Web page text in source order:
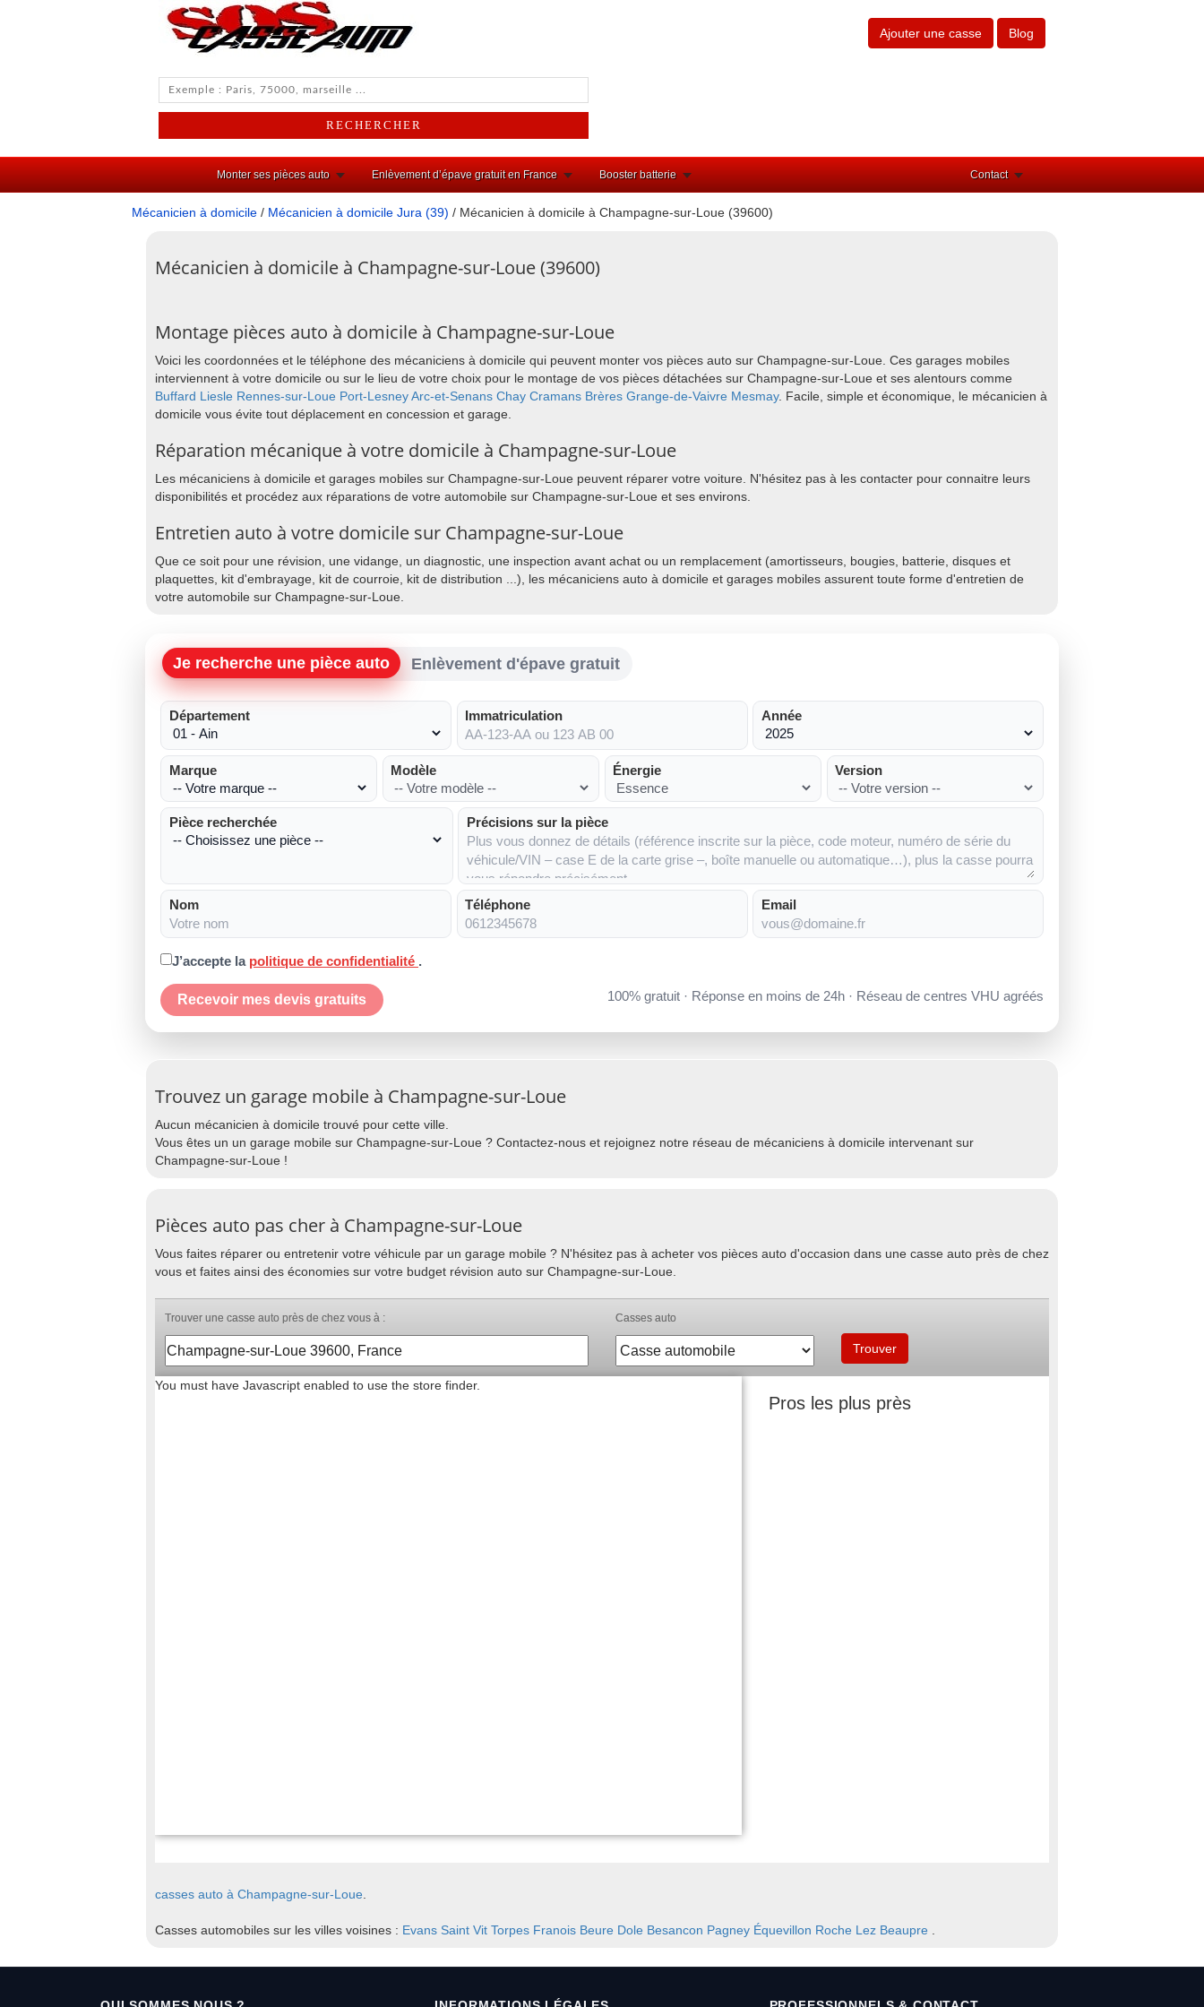
Ajouter une casse Blog
Monter ses pièces auto Enlèvement d’épave gratuit en France Booster batterie Contact
Mécanicien à domicile / Mécanicien à domicile Jura (39) / Mécanicien à domicile à Champagne-sur-Loue (39600)
Mécanicien à domicile à Champagne-sur-Loue (39600)
Montage pièces auto à domicile à Champagne-sur-Loue
Voici les coordonnées et le téléphone des mécaniciens à domicile qui peuvent monter vos pièces auto sur Champagne-sur-Loue. Ces garages mobiles
interviennent à votre domicile ou sur le lieu de votre choix pour le montage de vos pièces détachées sur Champagne-sur-Loue et ses alentours comme
Buffard Liesle Rennes-sur-Loue Port-LesneyArc-et-Senans Chay Cramans Brères Grange-de-Vaivre Mesmay. Facile, simple et économique, le mécanicien à
domicile vous évite tout déplacement en concession et garage.
Réparation mécanique à votre domicile à Champagne-sur-Loue
Les mécaniciens à domicile et garages mobiles sur Champagne-sur-Loue peuvent réparer votre voiture. N'hésitez pas à les contacter pour connaitre leurs
disponibilités et procédez aux réparations de votre automobile sur Champagne-sur-Loue et ses environs.
Entretien auto à votre domicile sur Champagne-sur-Loue
Que ce soit pour une révision, une vidange, un diagnostic, une inspection avant achat ou un remplacement (amortisseurs, bougies, batterie, disques et
plaquettes, kit d'embrayage, kit de courroie, kit de distribution ...), les mécaniciens auto à domicile et garages mobiles assurent toute forme d'entretien de
votre automobile sur Champagne-sur-Loue.
Je recherche une pièce auto Enlèvement d'épave gratuit
Département Immatriculation Année
Marque Modèle Énergie Version
Pièce recherchée Précisions sur la pièce
Nom Téléphone Email
J’accepte la politique de confidentialité .
Recevoir mes devis gratuits 100% gratuit · Réponse en moins de 24h · Réseau de centres VHU agréés
Trouvez un garage mobile à Champagne-sur-Loue
Aucun mécanicien à domicile trouvé pour cette ville.
Vous êtes un un garage mobile sur Champagne-sur-Loue ? Contactez-nous et rejoignez notre réseau de mécaniciens à domicile intervenant sur
Champagne-sur-Loue !
Pièces auto pas cher à Champagne-sur-Loue
Vous faites réparer ou entretenir votre véhicule par un garage mobile ? N'hésitez pas à acheter vos pièces auto d'occasion dans une casse auto près de chez
vous et faites ainsi des économies sur votre budget révision auto sur Champagne-sur-Loue.
casses auto à Champagne-sur-Loue
Casses automobiles sur les villes voisines : Evans Saint Vit Torpes Franois Beure Dole Besancon Pagney Équevillon Roche Lez Beaupre